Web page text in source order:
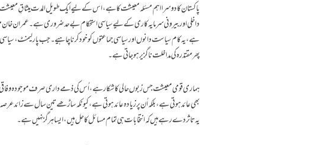
پاکستان کا دوسرا اہم مسئلہ معیشت کا ہے، اس کے لیے ایک طویل المدت میثاقِ
داخلی اور بیرونی سرمایہ کاری کے لیے سیاسی استحکام بے حد ضروری ہے۔عمران خان
ہے ، یہ کام سیاست دانوں اور سیاسی جماعتوں کو خود کرنا چاہیے ۔ جب پارلیمنٹ ،سیاسی
پھرمقتدرہ کی مداخلت ناگزیر ہوجاتی ہے۔
ہماری قومی معیشت جس زبوں حالی کا شکار ہے ، اُس کی ذمے داری صرف موجودہ
بھی عائد ہوتی ہے ،بلکہ اُن پر زیادہ عائد ہوتی ہے، کیونکہ ساڑھے تین سال سے زائد
یہ تاثردے رہے ہیں کہ انتخابات ہی تمام مسائل کا حل ہیں ،ایسا ہرگز نہیں ہے۔